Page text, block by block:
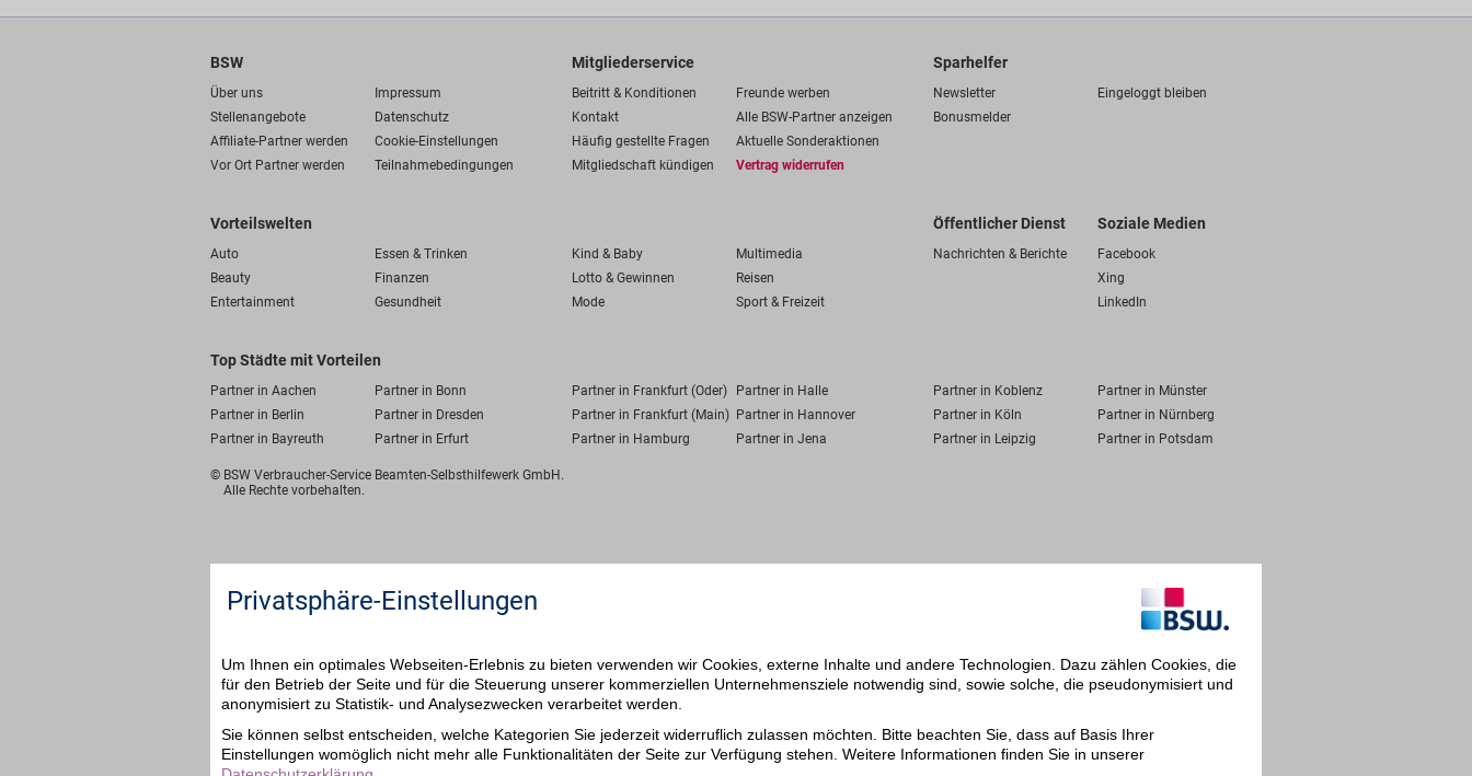
BSW
Über uns
Impressum
Stellenangebote
Datenschutz
Affiliate-Partner werden
Cookie-Einstellungen
Vor Ort Partner werden
Teilnahmebedingungen
Mitgliederservice
Beitritt & Konditionen
Freunde werben
Kontakt
Alle BSW-Partner anzeigen
Häufig gestellte Fragen
Aktuelle Sonderaktionen
Mitgliedschaft kündigen
Vertrag widerrufen
Sparhelfer
Newsletter
Eingeloggt bleiben
Bonusmelder
Vorteilswelten
Auto Essen & Trinken Kind & Baby
Multimedia
Beauty
Finanzen Lotto & Gewinnen
Reisen
Entertainment
Gesundheit Mode Sport & Freizeit
Öffentlicher Dienst
Nachrichten & Berichte
Soziale Medien
Facebook
Xing
LinkedIn
Top Städte mit Vorteilen
Partner in Aachen Partner in Bonn Partner in Frankfurt (Oder) Partner in Halle Partner in Koblenz
Partner in Münster
Partner in Berlin
Partner in Dresden Partner in Frankfurt (Main) Partner in Hannover Partner in Köln
Partner in Nürnberg
Partner in Bayreuth
Partner in Erfurt Partner in Hamburg Partner in Jena Partner in Leipzig Partner in Potsdam
© BSW Verbraucher-Service Beamten-Selbsthilfewerk GmbH.
Alle Rechte vorbehalten.
Privatsphäre-Einstellungen
Um Ihnen ein optimales Webseiten-Erlebnis zu bieten verwenden wir Cookies, externe Inhalte und andere Technologien. Dazu zählen Cookies, die
für den Betrieb der Seite und für die Steuerung unserer kommerziellen Unternehmensziele notwendig sind, sowie solche, die pseudonymisiert und
anonymisiert zu Statistik- und Analysezwecken verarbeitet werden.
Sie können selbst entscheiden, welche Kategorien Sie jederzeit widerruflich zulassen möchten. Bitte beachten Sie, dass auf Basis Ihrer
Einstellungen womöglich nicht mehr alle Funktionalitäten der Seite zur Verfügung stehen. Weitere Informationen finden Sie in unserer